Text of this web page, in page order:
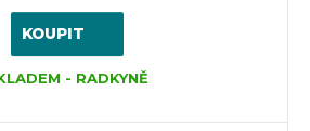
KOUPIT
- RADKYNĚ